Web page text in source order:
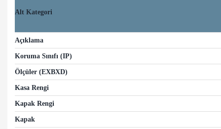
Alt Kategori
Açıklama
Koruma Sınıfı (IP)
Ölçüler (EXBXD)
Kasa Rengi
Kapak Rengi
Kapak